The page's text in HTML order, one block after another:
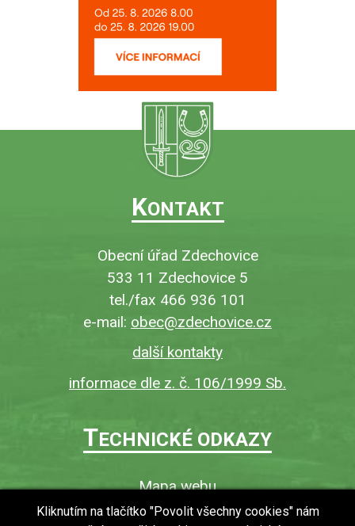
KONTAKT
Obecní úřad Zdechovice
533 11 Zdechovice 5
tel./fax 466 936 101
e-mail: obec@zdechovice.cz
další kontakty
informace dle z. č. 106/1999 Sb.
TECHNICKÉ ODKAZY
Mapa webu
O webu
Kliknutím na tlačítko "Povolit všechny cookies" nám